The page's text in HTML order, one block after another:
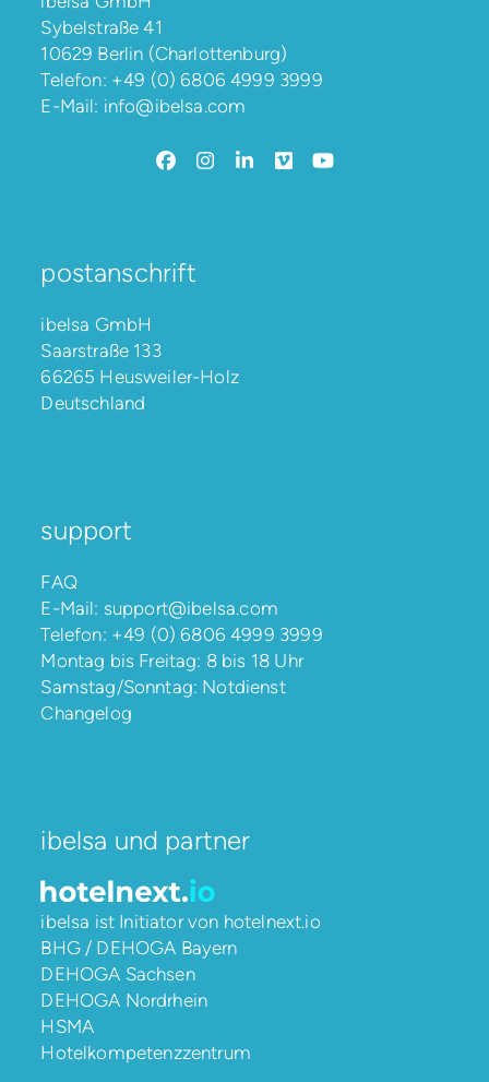
Sybelstraße 41
10629 Berlin (Charlottenburg)
Telefon: +49 (0) 6806 4999 3999
E-Mail: info@ibelsa.com
Facebook
Instagram
LinkedIn
VimeoYouTube
postanschrift
ibelsa GmbH
Saarstraße 133
66265 Heusweiler-Holz
Deutschland
support
FAQ
E-Mail: support@ibelsa.com
Telefon: +49 (0) 6806 4999 3999
Montag bis Freitag: 8 bis 18 Uhr
Samstag/Sonntag: Notdienst
Changelog
ibelsa und partner
ibelsa ist Initiator von hotelnext.io
BHG / DEHOGA Bayern
DEHOGA Sachsen
DEHOGA Nordrhein
HSMA
Hotelkompetenzzentrum